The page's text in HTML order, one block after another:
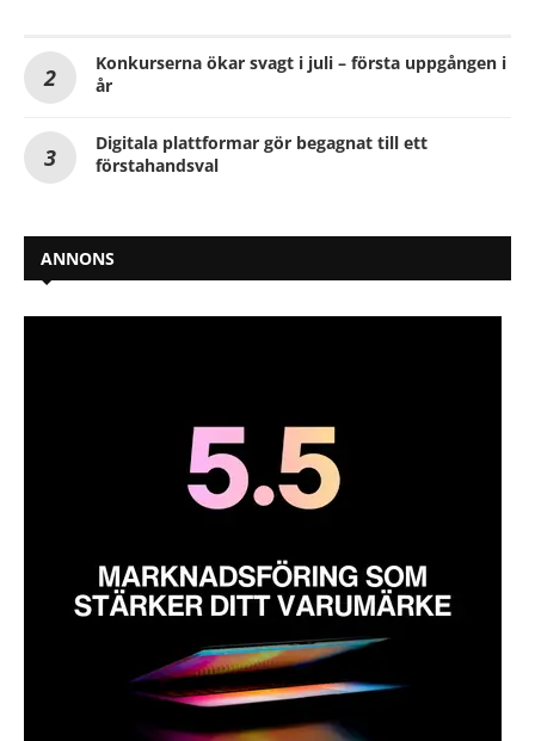
Konkurserna ökar svagt i juli – första uppgången i
år
Digitala plattformar gör begagnat till ett
förstahandsval
ANNONS